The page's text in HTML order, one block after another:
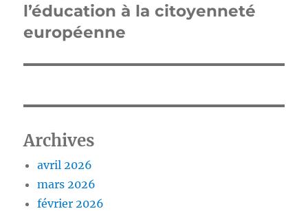
l’éducation à la citoyenneté
européenne
Archives
avril 2026
mars 2026
février 2026